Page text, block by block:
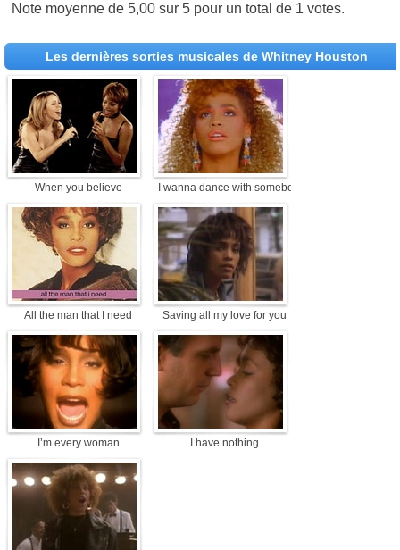
Note moyenne de5,00 sur5 pour un total de 1 votes.
Les dernières sorties musicales de Whitney Houston
When you believe I wanna dance with somebody
All the man that I need Saving all my love for you
I’m every woman I have nothing